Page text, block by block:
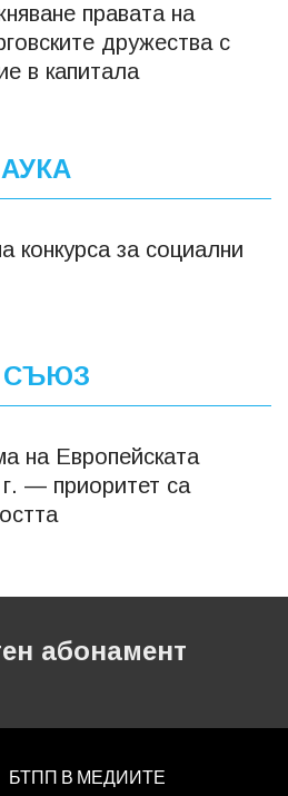
правата на
дружества с
в капитала
конкурса за социални
СЪЮЗ
на Европейската
— приоритет са
абонамент
БТПП В МЕДИИТЕ